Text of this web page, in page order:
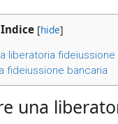
Indice [hide]
liberatoria fideiussione
fideiussione bancaria​
una